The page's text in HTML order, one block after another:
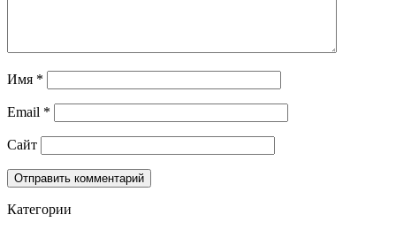
Имя *
Email *
Сайт
Категории